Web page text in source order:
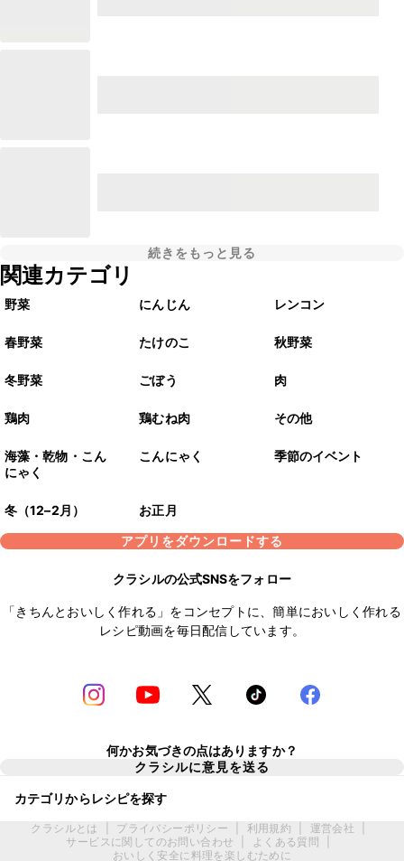
続きをもっと見る
関連カテゴリ
野菜 にんじん レンコン
春野菜 たけのこ 秋野菜
冬野菜 ごぼう 肉
鶏肉 鶏むね肉 その他
海藻・乾物・こん
にゃく
こんにゃく 季節のイベント
冬（12–2月）
お正月
アプリをダウンロードする
クラシルの公式SNSをフォロー
「きちんとおいしく作れる」をコンセプトに、簡単においしく作れる
レシピ動画を毎日配信しています。
何かお気づきの点はありますか？
クラシルに意見を送る
カテゴリからレシピを探す
クラシルとは プライバシーポリシー 利用規約 運営会社
サービスに関してのお問い合わせ
よくある質問
おいしく安全に料理を楽しむために